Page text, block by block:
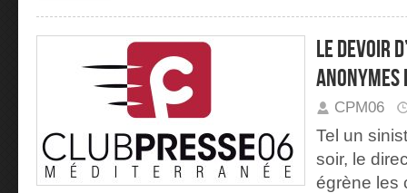
Le devoir
anonymes
CPM06
Tel un
soir, le
égrène les